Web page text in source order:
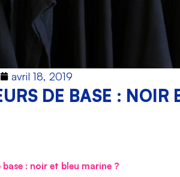
avril 18, 2019
DE BASE : NOIR
: noir et bleu marine ?